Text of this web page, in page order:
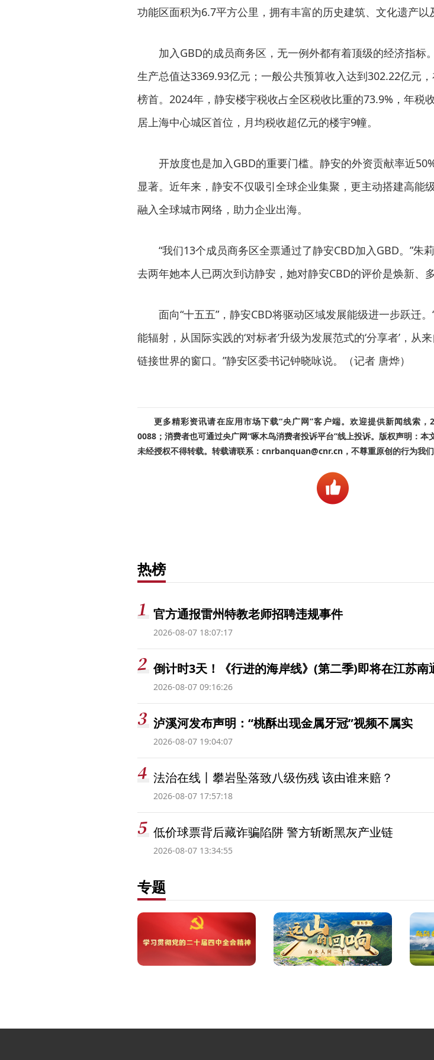
功能区面积为6.7平方公里，拥有丰富的历史建筑、文化遗产以
加入GBD的成员商务区，无一例外都有着顶级的经济指标
生产总值达3369.93亿元；一般公共预算收入达到302.22亿元
榜首。2024年，静安楼宇税收占全区税收比重的73.9%，年税
居上海中心城区首位，月均税收超亿元的楼宇9幢。
开放度也是加入GBD的重要门槛。静安的外资贡献率近
显著。近年来，静安不仅吸引全球企业集聚，更主动搭建高能
融入全球城市网络，助力企业出海。
“我们13个成员商务区全票通过了静安CBD加入GBD。”朱
去两年她本人已两次到访静安，她对静安CBD的评价是焕新、多
面向“十五五”，静安CBD将驱动区域发展能级进一步跃迁
能辐射，从国际实践的‘对标者’升级为发展范式的‘分享者’，从
链接世界的窗口。”静安区委书记钟晓咏说。（记者 唐烨）
更多精彩资讯请在应用市场下载“央广网”客户端。欢迎提供新闻线索，
0088；消费者也可通过央广网“啄木鸟消费者投诉平台”线上投诉。版权声明：本
未经授权不得转载。转载请联系：cnrbanquan@cnr.cn，不尊重原创的行为我们
热榜
官方通报雷州特教老师招聘违规事件
2026-08-07 18:07:17
倒计时3天！《行进的海岸线》(第二季)即将在江苏南
2026-08-07 09:16:26
泸溪河发布声明：“桃酥出现金属牙冠”视频不属实
2026-08-07 19:04:07
法治在线丨攀岩坠落致八级伤残 该由谁来赔？
2026-08-07 17:57:18
低价球票背后藏诈骗陷阱 警方斩断黑灰产业链
2026-08-07 13:34:55
专题